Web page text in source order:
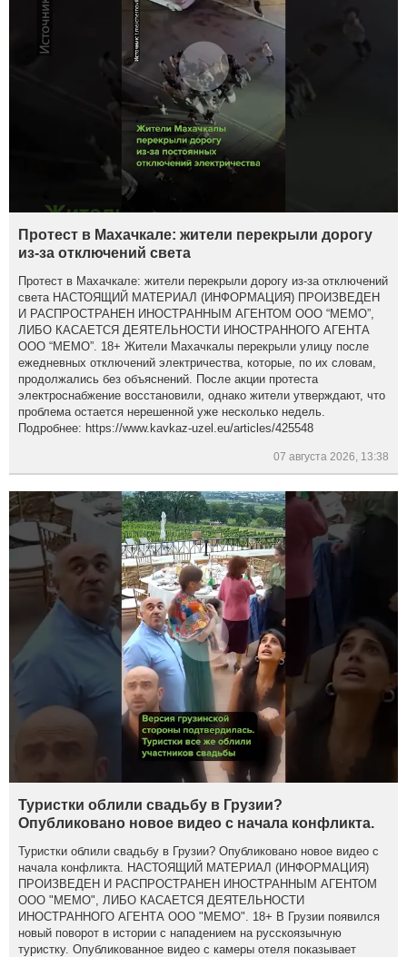
Протест в Махачкале: жители перекрыли дорогу
из-за отключений света
Протест в Махачкале: жители перекрыли дорогу из-за отключений
света НАСТОЯЩИЙ МАТЕРИАЛ (ИНФОРМАЦИЯ) ПРОИЗВЕДЕН
И РАСПРОСТРАНЕН ИНОСТРАННЫМ АГЕНТОМ ООО “МЕМО”,
ЛИБО КАСАЕТСЯ ДЕЯТЕЛЬНОСТИ ИНОСТРАННОГО АГЕНТА
ООО “МЕМО”. 18+ Жители Махачкалы перекрыли улицу после
ежедневных отключений электричества, которые, по их словам,
продолжались без объяснений. После акции протеста
электроснабжение восстановили, однако жители утверждают, что
проблема остается нерешенной уже несколько недель.
Подробнее: https://www.kavkaz-uzel.eu/articles/425548
07 августа 2026, 13:38
Туристки облили свадьбу в Грузии?
Опубликовано новое видео с начала конфликта.
Туристки облили свадьбу в Грузии? Опубликовано новое видео с
начала конфликта. НАСТОЯЩИЙ МАТЕРИАЛ (ИНФОРМАЦИЯ)
ПРОИЗВЕДЕН И РАСПРОСТРАНЕН ИНОСТРАННЫМ АГЕНТОМ
ООО "МЕМО", ЛИБО КАСАЕТСЯ ДЕЯТЕЛЬНОСТИ
ИНОСТРАННОГО АГЕНТА ООО "МЕМО". 18+ В Грузии появился
новый поворот в истории с нападением на русскоязычную
туристку. Опубликованное видео с камеры отеля показывает